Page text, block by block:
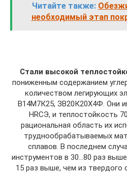
Читайте также:
необходимый этап
Стали высокой
пони­женным содержанием
коли­чеством легирующих
В14М7К25, ЗВ20К20Х4Ф. Они
HRCЭ, и тепло­стойкость
рациональная область их
труднообрабатываемых
сплавов. В последнем
инструментов в 30…80 раз
15 раз выше, чем из твердого